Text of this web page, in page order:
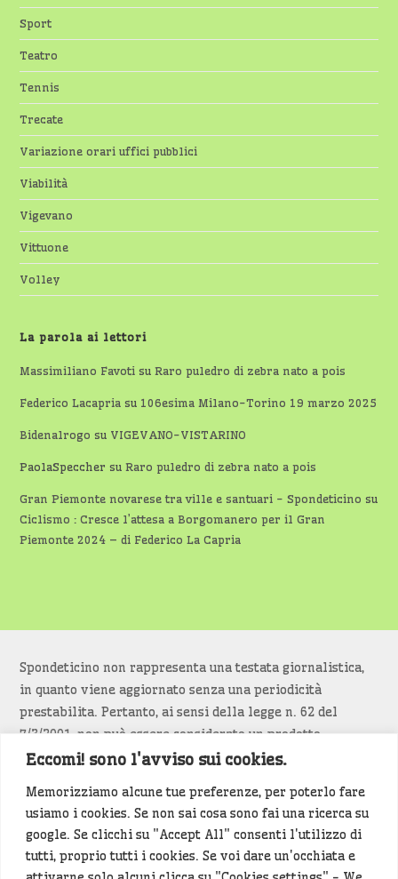
Eccomi! sono l'avviso sui cookies.
Memorizziamo alcune tue preferenze, per poterlo fare
usiamo i cookies. Se non sai cosa sono fai una ricerca su
google. Se clicchi su "Accept All" consenti l'utilizzo di
tutti, proprio tutti i cookies. Se voi dare un'occhiata e
Sport
Teatro
Tennis
Trecate
Variazione orari uffici pubblici
Viabilità
Vigevano
Vittuone
Volley
La parola ai lettori
Massimiliano Favoti suRaro puledro di zebra nato a pois
Federico Lacapria su 106esima Milano-Torino 19 marzo 2025
Bidenalrogo su VIGEVANO-VISTARINO
PaolaSpeccher suRaro puledro di zebra nato a pois
Gran Piemonte novarese tra ville e santuari - Spondeticino su
Ciclismo : Cresce l’attesa a Borgomanero per il Gran
Piemonte 2024 – di Federico La Capria
Spondeticino non rappresenta una testata giornalistica,
in quanto viene aggiornato senza una periodicità
prestabilita. Pertanto, ai sensi della legge n. 62 del
7/3/2001, non può essere considerato un prodotto
editoriale.
Siamo attenti a non violare copyright e diritti
d’immagine. Se un contenuto è di tua proprietà e vuoi
richiederne la rimozionediccelo(<- clicca per inviarci un
messaggio).